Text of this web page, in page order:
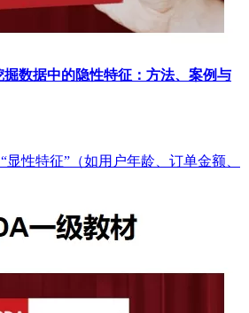
掘数据中的隐性特征：方法、案例与
性特征”（如用户年龄、订单金额、